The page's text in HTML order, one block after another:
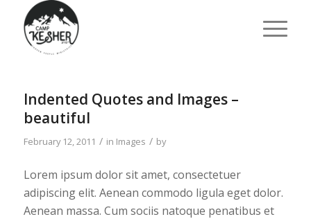
Indented Quotes and Images –
beautiful
February 12, 2011 / in Images / by
Lorem ipsum dolor sit amet, consectetuer
adipiscing elit. Aenean commodo ligula eget dolor.
Aenean massa. Cum sociis natoque penatibus et